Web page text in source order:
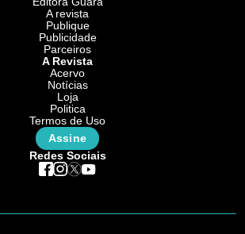
A revista
Publique
Publicidade
Parceiros
A Revista
Acervo
Notícias
Loja
Politica
Termos de Uso
Assine
Redes Sociais